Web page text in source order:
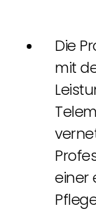
Die
mit
einer